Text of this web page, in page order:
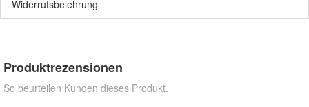
Widerrufsbelehrung
Produktrezensionen
So beurteilen Kunden dieses Produkt.